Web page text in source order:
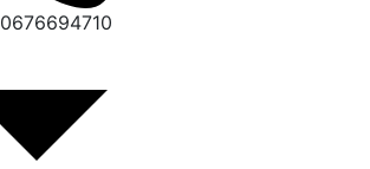
0676694710